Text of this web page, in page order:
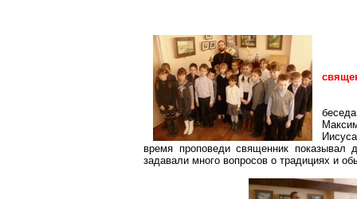
время проповеди священник
задавали много вопросов о традициях и